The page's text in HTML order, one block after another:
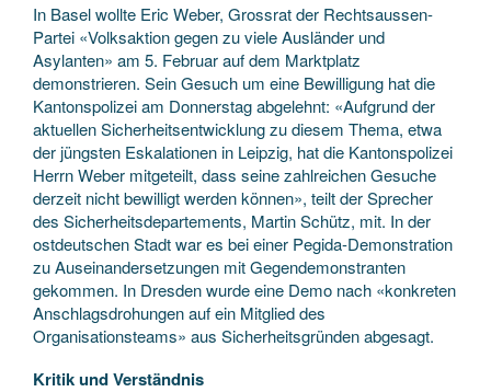
In Basel wollte Eric Weber, Grossrat der Rechtsaussen-
Partei «Volksaktion gegen zu viele Ausländer und
Asylanten» am 5. Februar auf dem Marktplatz
demonstrieren. Sein Gesuch um eine Bewilligung hat die
Kantonspolizei am Donnerstag abgelehnt: «Aufgrund der
aktuellen Sicherheitsentwicklung zu diesem Thema, etwa
der jüngsten Eskalationen in Leipzig, hat die Kantonspolizei
Herrn Weber mitgeteilt, dass seine zahlreichen Gesuche
derzeit nicht bewilligt werden können», teilt der Sprecher
des Sicherheitsdepartements, Martin Schütz, mit. In der
ostdeutschen Stadt war es bei einer Pegida-Demonstration
zu Auseinandersetzungen mit Gegendemonstranten
gekommen. In Dresden wurde eine Demo nach «konkreten
Anschlagsdrohungen auf ein Mitglied des
Organisationsteams» aus Sicherheitsgründen abgesagt.
Kritik und Verständnis